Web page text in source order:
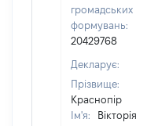
громадських
формувань:
20429768
Декларує:
Прізвище:
Краснопір
Ім'я:
Вікторія